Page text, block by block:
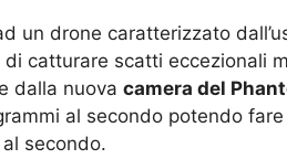
un drone caratterizzato
catturare scatti eccezionali
dalla nuova camera del
al secondo potendo
secondo.